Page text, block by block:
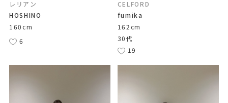
レリアン
HOSHINO
160cm
6
CELFORD
fumika
162cm
30代
19